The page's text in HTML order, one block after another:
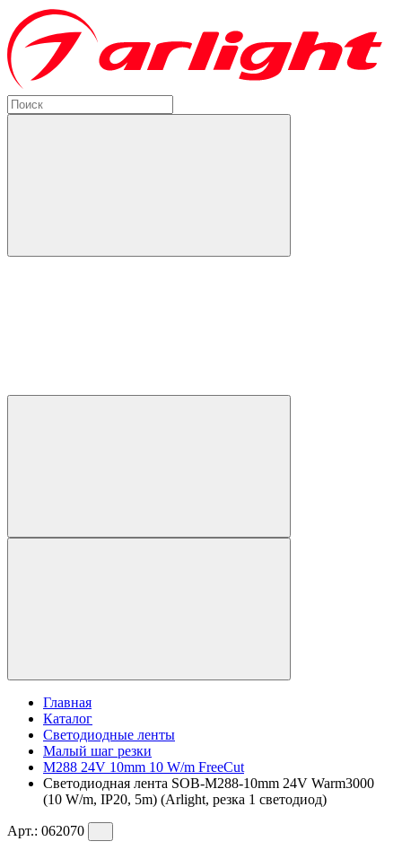
Главная
Каталог
Светодиодные ленты
Малый шаг резки
M288 24V 10mm 10 W/m FreeCut
Светодиодная лента SOB-M288-10mm 24V Warm3000
(10 W/m, IP20, 5m) (Arlight, резка 1 светодиод)
Арт.: 062070